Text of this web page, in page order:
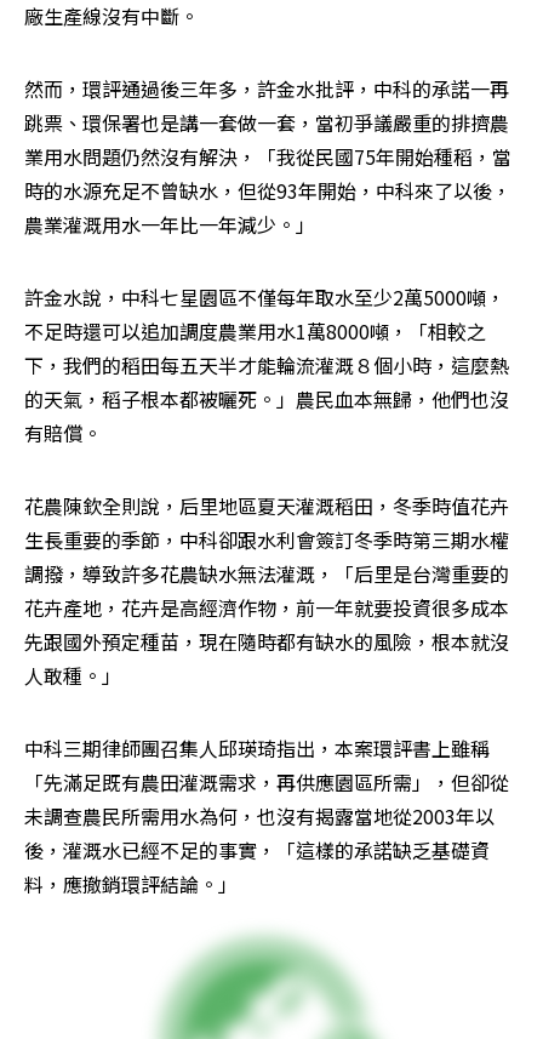
廠生產線沒有中斷。
然而，環評通過後三年多，許金水批評，中科的承諾一再
跳票、環保署也是講一套做一套，當初爭議嚴重的排擠農
業用水問題仍然沒有解決，「我從民國75年開始種稻，當
時的水源充足不曾缺水，但從93年開始，中科來了以後，
農業灌溉用水一年比一年減少。」
許金水說，中科七星園區不僅每年取水至少2萬5000噸，
不足時還可以追加調度農業用水1萬8000噸，「相較之
下，我們的稻田每五天半才能輪流灌溉８個小時，這麼熱
的天氣，稻子根本都被曬死。」農民血本無歸，他們也沒
有賠償。
花農陳欽全則說，后里地區夏天灌溉稻田，冬季時值花卉
生長重要的季節，中科卻跟水利會簽訂冬季時第三期水權
調撥，導致許多花農缺水無法灌溉，「后里是台灣重要的
花卉產地，花卉是高經濟作物，前一年就要投資很多成本
先跟國外預定種苗，現在隨時都有缺水的風險，根本就沒
人敢種。」
中科三期律師團召集人邱瑛琦指出，本案環評書上雖稱
「先滿足既有農田灌溉需求，再供應園區所需」，但卻從
未調查農民所需用水為何，也沒有揭露當地從2003年以
後，灌溉水已經不足的事實，「這樣的承諾缺乏基礎資
料，應撤銷環評結論。」